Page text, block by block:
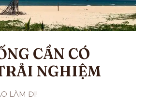
CẦN CÓ
NGHIỆM
LÀM ĐI!